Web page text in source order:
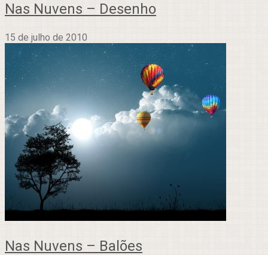
Nas Nuvens – Desenho
15 de julho de 2010
Nas Nuvens – Balões